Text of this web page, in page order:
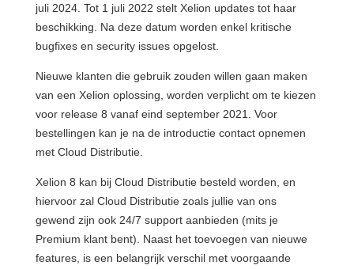
juli 2024. Tot 1 juli 2022 stelt Xelion updates tot haar
beschikking. Na deze datum worden enkel kritische
bugfixes en security issues opgelost.
Nieuwe klanten die gebruik zouden willen gaan maken
van een Xelion oplossing, worden verplicht om te kiezen
voor release 8 vanaf eind september 2021. Voor
bestellingen kan je na de introductie contact opnemen
met Cloud Distributie.
Xelion 8 kan bij Cloud Distributie besteld worden, en
hiervoor zal Cloud Distributie zoals jullie van ons
gewend zijn ook 24/7 support aanbieden (mits je
Premium klant bent). Naast het toevoegen van nieuwe
features, is een belangrijk verschil met voorgaande